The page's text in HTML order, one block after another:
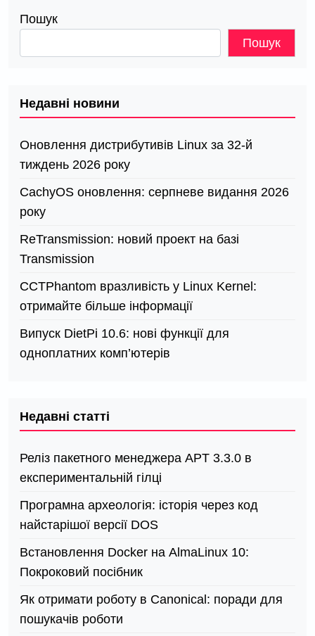
Пошук
Пошук
Недавні новини
Оновлення дистрибутивів Linux за 32-й
тиждень 2026 року
CachyOS оновлення: серпневе видання 2026
року
ReTransmission: новий проект на базі
Transmission
СCTPhantom вразливість у Linux Kernel:
отримайте більше інформації
Випуск DietPi 10.6: нові функції для
одноплатних комп’ютерів
Недавні статті
Реліз пакетного менеджера APT 3.3.0 в
експериментальній гілці
Програмна археологія: історія через код
найстарішої версії DOS
Встановлення Docker на AlmaLinux 10:
Покроковий посібник
Як отримати роботу в Canonical: поради для
пошукачів роботи